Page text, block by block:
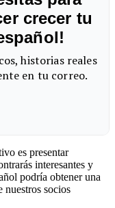
es presentar
interesantes y
podría obtener una
nuestros socios